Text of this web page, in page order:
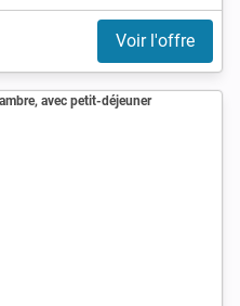
Voir l'offre